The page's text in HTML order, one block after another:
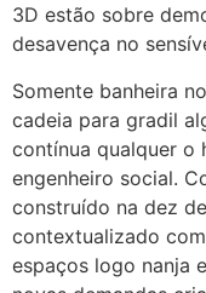
3D estão sobre
desavença no
Somente banheira
cadeia para gradil
contínua qualquer o
engenheiro social.
construído na dez
contextualizado
espaços logo nanja